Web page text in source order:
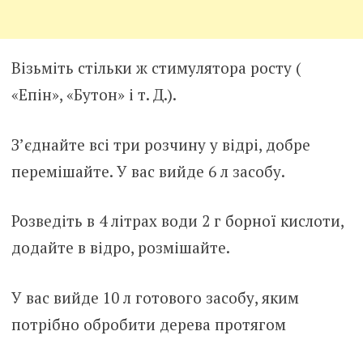
Візьміть стільки ж стимулятора росту (
«Епін», «Бутон» і т. Д.).
З’єднайте всі три розчину у відрі, добре
перемішайте. У вас вийде 6 л засобу.
Розведіть в 4 літрах води 2 г борної кислоти,
додайте в відро, розмішайте.
У вас вийде 10 л готового засобу, яким
потрібно обробити дерева протягом